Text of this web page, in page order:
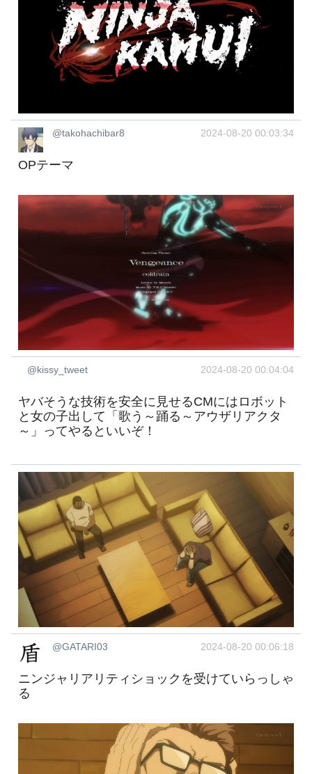
@takohachibar8 2024-08-20 00:03:34
OPテーマ
@kissy_tweet 2024-08-20 00:04:04
ヤバそうな技術を安全に見せるCMにはロボット
と女の子出して「歌う～踊る～アウザリアクタ
～」ってやるといいぞ！
@GATARI03 2024-08-20 00:06:18
ニンジャリアリティショックを受けていらっしゃ
る